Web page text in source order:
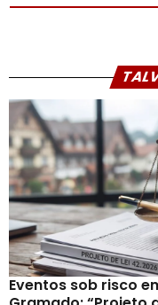
Eventos sob risco